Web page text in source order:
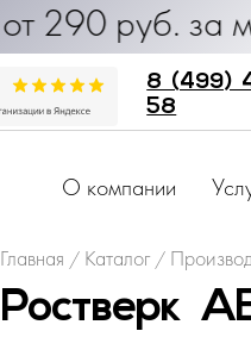
от 290
8 (499)
58
О компании
Главная / Каталог /
Ростверк